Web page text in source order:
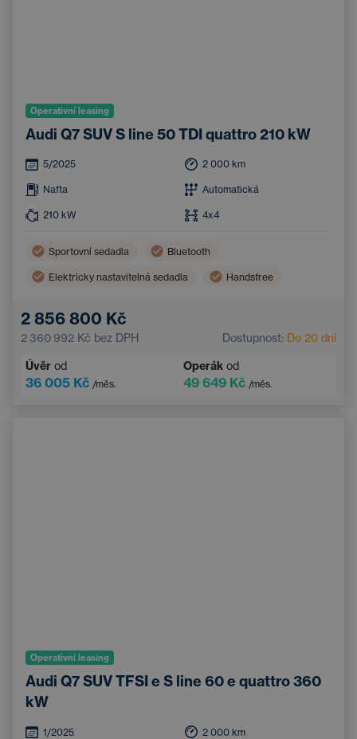
Operativní leasing
Audi Q7 SUV S line 50 TDI quattro 210 kW
5/2025 2 000 km
Nafta Automatická
210 kW 4x4
Sportovní sedadla Bluetooth
Elektricky nastavitelná sedadla Handsfree
2 856 800 Kč
2 360 992 Kč bez DPH Dostupnost: Do 20 dní
Úvěr od
36 005 Kč /měs.
Operák od
49 649 Kč /měs.
Operativní leasing
Audi Q7 SUV TFSI e S line 60 e quattro 360
kW
1/2025 2 000 km